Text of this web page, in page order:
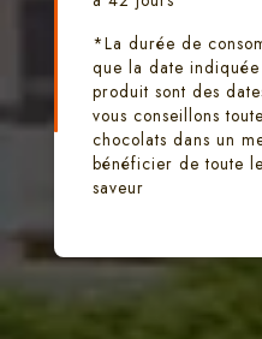
*La durée de
que la date
produit sont des
vous conseillons
chocolats dans un
bénéficier de toute
saveur